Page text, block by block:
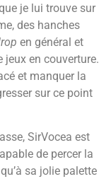
je lui trouve sur
des hanches
en général et
jeux en couverture.
et manquer la
sur ce point
SirVocea est
de percer la
sa jolie palette